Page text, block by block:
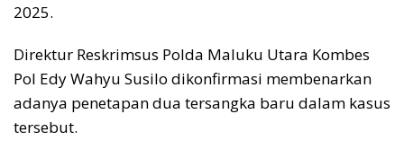
2025.
Direktur Reskrimsus Polda Maluku Utara Kombes
Pol Edy Wahyu Susilo dikonfirmasi membenarkan
adanya penetapan dua tersangka baru dalam kasus
tersebut.